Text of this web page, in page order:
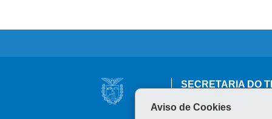
Navegação
principal
SECRETARIA DO
Rua Inácio Lustosa, 700 -
Edifício da
Aviso de Cookies